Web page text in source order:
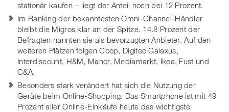
stationär kaufen – liegt der Anteil noch bei 12 Prozent.
Im Ranking der bekanntesten Omni-Channel-Händler
bleibt die Migros klar an der Spitze. 14.8 Prozent der
Befragten nannten sie als bevorzugten Anbieter. Auf den
weiteren Plätzen folgen Coop, Digitec Galaxus,
Interdiscount, H&M, Manor, Mediamarkt, Ikea, Fust und
C&A.
Besonders stark verändert hat sich die Nutzung der
Geräte beim Online-Shopping. Das Smartphone ist mit 49
Prozent aller Online-Einkäufe heute das wichtigste